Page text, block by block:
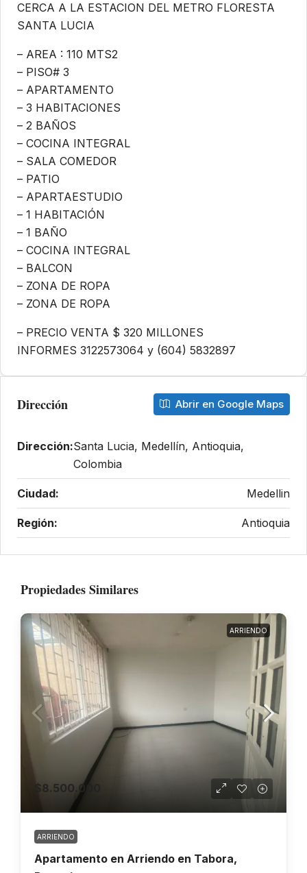
CERCA A LA ESTACION DEL METRO FLORESTA
SANTA LUCIA
– ⁠AREA : 110 MTS2
– ⁠PISO# 3
– ⁠APARTAMENTO
– ⁠3 HABITACIONES
– ⁠2 BAÑOS
– ⁠COCINA INTEGRAL
– ⁠SALA COMEDOR
– ⁠PATIO
– ⁠APARTAESTUDIO
– ⁠1 HABITACIÓN
– ⁠1 BAÑO
– ⁠COCINA INTEGRAL
– ⁠BALCON
– ⁠ZONA DE ROPA
– ⁠ZONA DE ROPA
– ⁠PRECIO VENTA $ 320 MILLONES
INFORMES 3122573064 y (604) 5832897
Dirección Abrir en Google Maps
Dirección:Santa Lucia, Medellín, Antioquia,
Colombia
Ciudad: Medellin
Región: Antioquia
Propiedades Similares
ARRIENDO
$8.500.000
ARRIENDO
Apartamento en Arriendo en Tabora,